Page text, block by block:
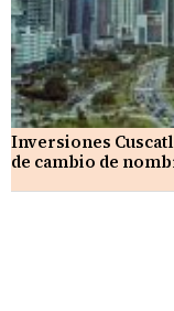
Inversiones
de cambio de